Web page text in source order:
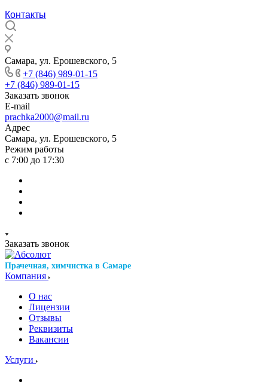
Контакты
Самара, ул. Ерошевского, 5
+7 (846) 989-01-15
+7 (846) 989-01-15
Заказать звонок
E-mail
prachka2000@mail.ru
Адрес
Самара, ул. Ерошевского, 5
Режим работы
с 7:00 до 17:30
Заказать звонок
Прачечная, химчистка в Самаре
Компания
О нас
Лицензии
Отзывы
Реквизиты
Вакансии
Услуги